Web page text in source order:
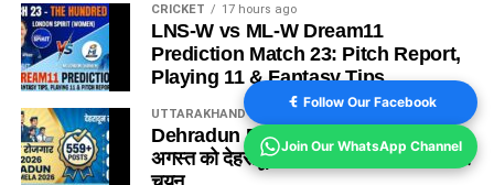
CRICKET 17 hours ago
LNS-W vs ML-W Dream11
Prediction Match 23: Pitch Report,
Playing 11 & Fantasy Tips
UTTARAKHAND
Dehradun Rojgar Mela 2026: 11
अगस्त को देहरादून में रोजगार मेला, 559 पदों पर
Follow Our Facebook
Join Our WhatsApp Channel